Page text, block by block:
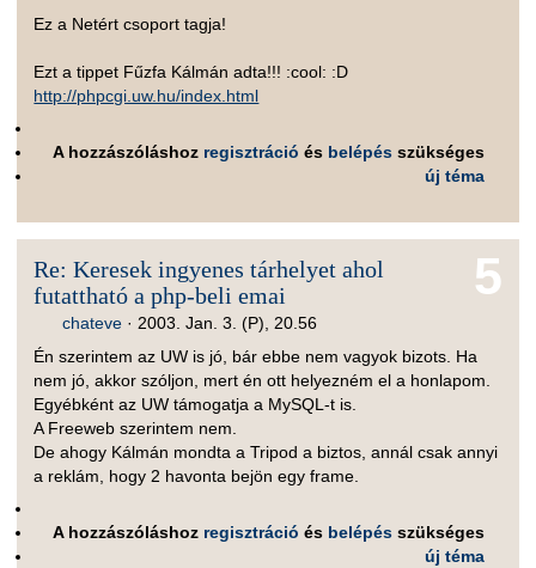
Ez a Netért csoport tagja!
Ezt a tippet Fűzfa Kálmán adta!!! :cool: :D
http://phpcgi.uw.hu/index.html
A hozzászóláshoz regisztráció és belépés szükséges
új téma
5
Re: Keresek ingyenes tárhelyet ahol
futattható a php-beli emai
chateve ·2003. Jan. 3. (P), 20.56
Én szerintem az UW is jó, bár ebbe nem vagyok bizots. Ha
nem jó, akkor szóljon, mert én ott helyezném el a honlapom.
Egyébként az UW támogatja a MySQL-t is.
A Freeweb szerintem nem.
De ahogy Kálmán mondta a Tripod a biztos, annál csak annyi
a reklám, hogy 2 havonta bejön egy frame.
A hozzászóláshoz regisztráció és belépés szükséges
új téma